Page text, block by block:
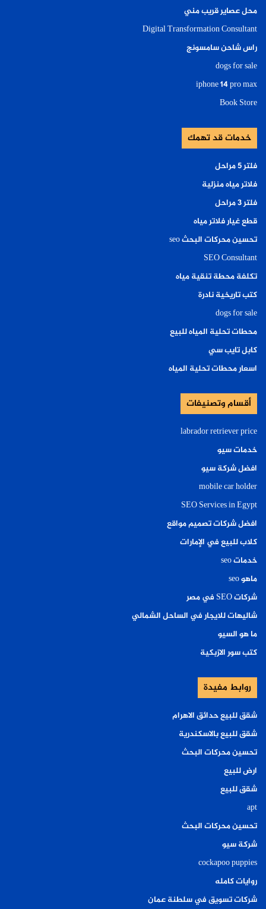
محل عصاير قريب مني
Digital Transformation Consultant
راس شاحن سامسونج
dogs for sale
iphone 14 pro max
Book Store
خدمات قد تهمك
فلتر ٥ مراحل
فلاتر مياه منزلية
فلتر ٣ مراحل
قطع غيار فلاتر مياه
تحسين محركات البحث seo
SEO Consultant
تكلفة محطة تنقية مياه
كتب تاريخية نادرة
dogs for sale
محطات تحلية المياه للبيع
كابل تايب سي
اسعار محطات تحلية المياه
أقسام وتصنيفات
labrador retriever price
خدمات سيو
افضل شركة سيو
mobile car holder
SEO Services in Egypt
افضل شركات تصميم مواقع
كلاب للبيع في الإمارات
خدمات seo
ماهو seo
شركات SEO في مصر
شاليهات للايجار في الساحل الشمالي
ما هو السيو
كتب سور الازبكية
روابط مفيدة
شقق للبيع حدائق الاهرام
شقق للبيع بالاسكندرية
تحسين محركات البحث
ارض للبيع
شقق للبيع
apt
تحسين محركات البحث
شركة سيو
cockapoo puppies
روايات كامله
شركات تسويق في سلطنة عمان